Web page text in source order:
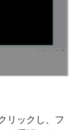
リックし、フ